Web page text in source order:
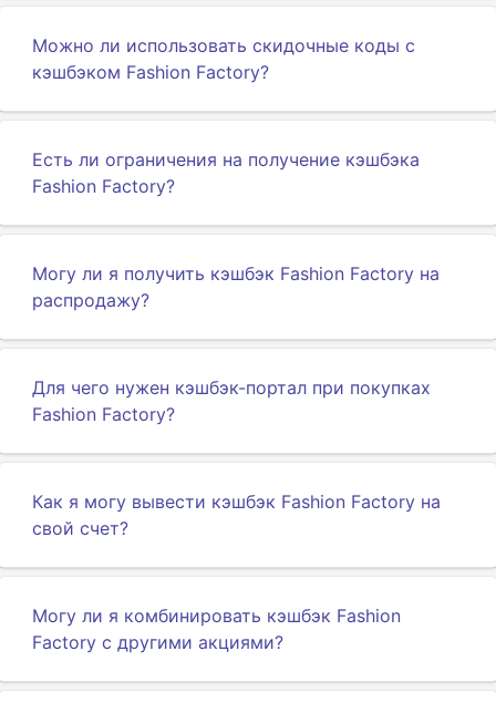
Можно ли использовать скидочные коды с
кэшбэком Fashion Factory?
Есть ли ограничения на получение кэшбэка
Fashion Factory?
Могу ли я получить кэшбэк Fashion Factory на
распродажу?
Для чего нужен кэшбэк-портал при покупках
Fashion Factory?
Как я могу вывести кэшбэк Fashion Factory на
свой счет?
Могу ли я комбинировать кэшбэк Fashion
Factory с другими акциями?